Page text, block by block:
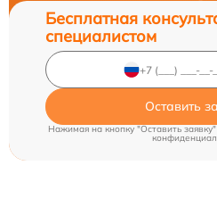
Бесплатная
специалистом
Оставить
Нажимая на кнопку "Оставить